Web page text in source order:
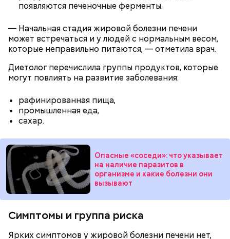
появляются печеночные ферменты.
— Начальная стадия жировой болезни печени
может встречаться и у людей с нормальным весом,
которые неправильно питаются, — отметила врач.
Диетолог перечислила группы продуктов, которые
могут повлиять на развитие заболевания:
рафинированная пища,
промышленная еда,
сахар.
Опасные «соседи»: что указывает
на наличие паразитов в
организме и какие болезни они
вызывают
Симптомы и группа риска
Ярких симптомов у жировой болезни печени нет,
Он также рассказал, что появление шаровых
молний не редкость и в Москве.
— Каждый год 26 апреля ездим на Митинское
кладбище. Для нас это важная дата. Потом
собираемся где-нибудь за столом и говорим о